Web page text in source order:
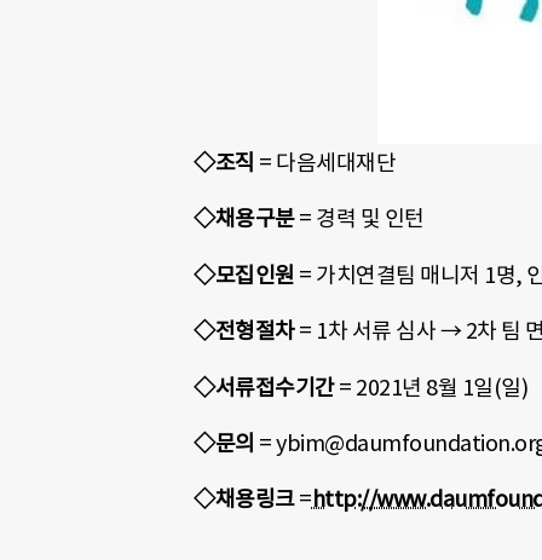
◇조직 = 다음세대재단
◇채용구분= 경력 및 인턴
◇모집인원 = 가치연결팀 매니저 1명,
◇전형절차= 1차 서류 심사 → 2차 팀
◇서류접수기간= 2021년 8월 1일(일)
◇문의 =
◇채용링크=http://